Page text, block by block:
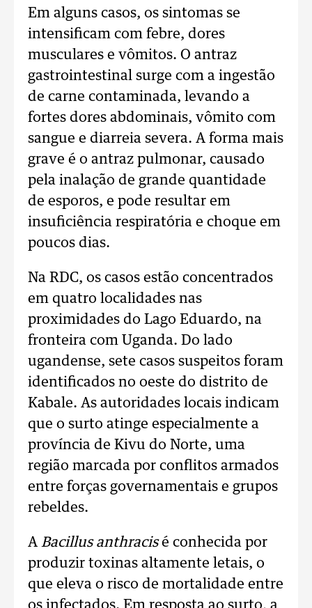
Em alguns casos, os sintomas se
intensificam com febre, dores
musculares e vômitos. O antraz
gastrointestinal surge com a ingestão
de carne contaminada, levando a
fortes dores abdominais, vômito com
sangue e diarreia severa. A forma mais
grave é o antraz pulmonar, causado
pela inalação de grande quantidade
de esporos, e pode resultar em
insuficiência respiratória e choque em
poucos dias.
Na RDC, os casos estão concentrados
em quatro localidades nas
proximidades do Lago Eduardo, na
fronteira com Uganda. Do lado
ugandense, sete casos suspeitos foram
identificados no oeste do distrito de
Kabale. As autoridades locais indicam
que o surto atinge especialmente a
província de Kivu do Norte, uma
região marcada por conflitos armados
entre forças governamentais e grupos
rebeldes.
A Bacillus anthracisé conhecida por
produzir toxinas altamente letais, o
que eleva o risco de mortalidade entre
os infectados. Em resposta ao surto, a